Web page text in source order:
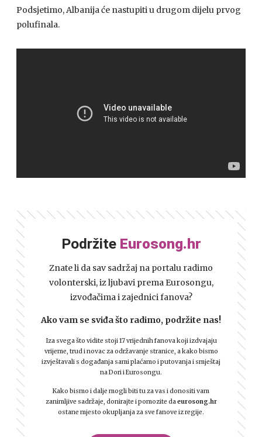
Podsjetimo, Albanija će nastupiti u drugom dijelu prvog
polufinala.
Podržite Eurosong.hr
Znate li da sav sadržaj na portalu radimo
volonterski, iz ljubavi prema Eurosongu,
izvođačima i zajednici fanova?
Ako vam se sviđa što radimo, podržite nas!
Iza svega što vidite stoji 17 vrijednih fanova koji izdvajaju
vrijeme, trud i novac za održavanje stranice, a kako bismo
izvještavali s događanja sami plaćamo i putovanja i smještaj
na Dori i Eurosongu.
Kako bismo i dalje mogli biti tu za vas i donositi vam
zanimljive sadržaje, donirajte i pomozite da eurosong.hr
ostane mjesto okupljanja za sve fanove iz regije.